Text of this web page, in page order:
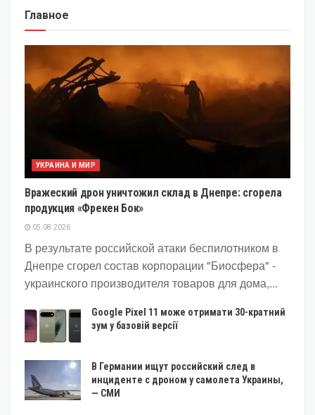
Главное
УКРАИНА И МИР
Вражеский дрон уничтожил склад в Днепре: сгорела
продукция «Фрекен Бок»
05.08.2026
В результате российской атаки беспилотником в
Днепре сгорел состав корпорации "Биосфера" -
украинского производителя товаров для дома,...
Google Pixel 11 може отримати 30-кратний
зум у базовій версії
В Германии ищут российский след в
инциденте с дроном у самолета Украины,
— СМИ